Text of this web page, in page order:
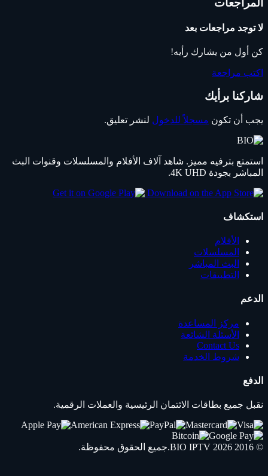
لا توجد مراجعات بعد
كن أول من يشارك رأيه!
اكتب مراجعة
شاركنا برأيك
يجب أن تكون مسجلاً للدخول لنشر تعليق.
استمتع بترفيه مميز. شاهد آلاف الأفلام والمسلسلات وقنوات البث
المباشر بجودة 4K UHD.
استكشاف
الأفلام
المسلسلات
البث المباشر
التطبيقات
الدعم
مركز المساعدة
الأسئلة الشائعة
Contact Us
شروط الخدمة
الدفع
نقبل جميع بطاقات الائتمان الرئيسية والعملات الرقمية.
© 2016 2026
BIO IPTV .جميع الحقوق محفوظة.